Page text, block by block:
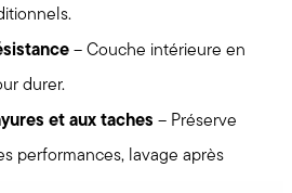
– Couche intérieure en
durer.
et aux taches – Préserve
performances, lavage après